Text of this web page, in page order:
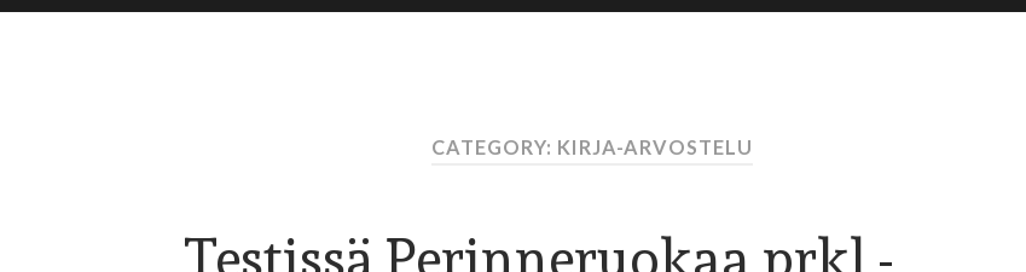
CATEGORY: KIRJA-ARVOSTELU
Testissä Perinneruokaa prkl -